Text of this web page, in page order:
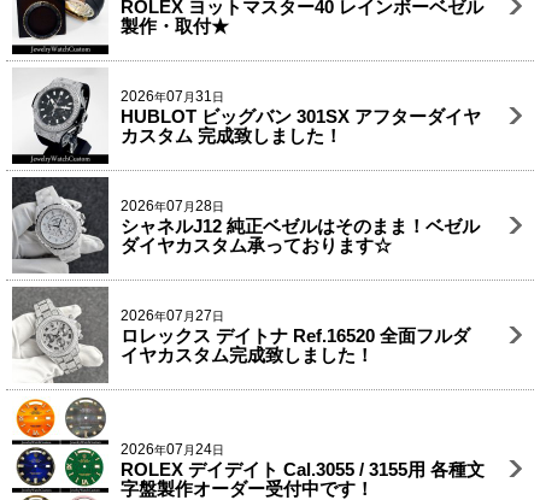
ROLEX ヨットマスター40 レインボーベゼル
製作・取付★
2026年07 月31日
HUBLOT ビッグバン 301SX アフターダイヤ
カスタム 完成致しました！
2026年07 月28日
シャネルJ12 純正ベゼルはそのまま！ベゼル
ダイヤカスタム承っております☆
2026年07 月27日
ロレックス デイトナ Ref.16520 全面フルダ
イヤカスタム完成致しました！
2026年07 月24日
ROLEX デイデイト Cal.3055 / 3155用 各種文
字盤製作オーダー受付中です！